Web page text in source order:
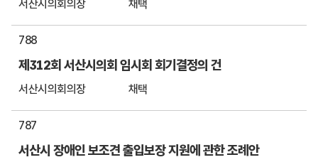
서산시의회의장 채택
788
제312회 서산시의회 임시회 회기결정의 건
서산시의회의장 채택
787
서산시 장애인 보조견 출입보장 지원에 관한 조례안